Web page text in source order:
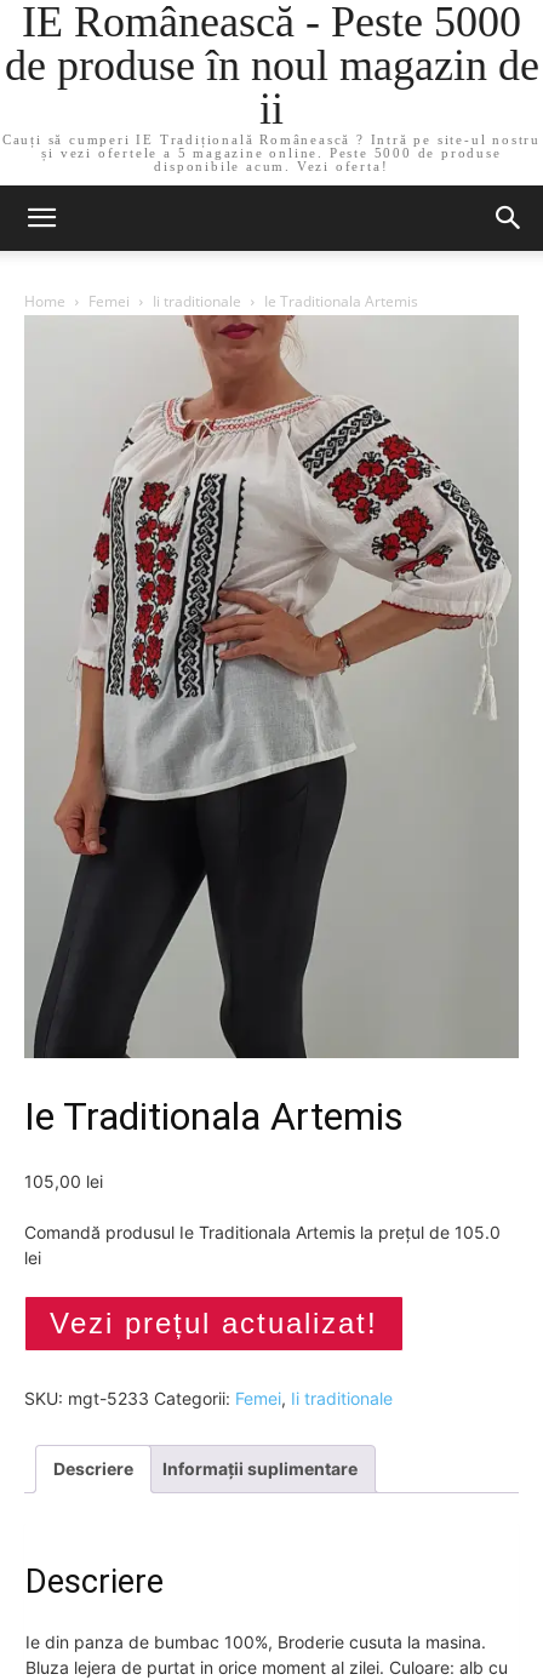
IE Românească - Peste 5000
de produse în noul magazin de
ii
Cauți să cumperi IE Tradițională Românească ? Intră pe site-ul nostru
și vezi ofertele a 5 magazine online. Peste 5000 de produse
disponibile acum. Vezi oferta!
Home Femei Ii traditionale Ie Traditionala Artemis
Ie Traditionala Artemis
105,00 lei
Comandă produsul Ie Traditionala Artemis la prețul de 105.0
lei
Vezi prețul actualizat!
SKU: mgt-5233 Categorii: Femei, Ii traditionale
Descriere Informații suplimentare
Descriere
Ie din panza de bumbac 100%, Broderie cusuta la masina.
Bluza lejera de purtat in orice moment al zilei. Culoare: alb cu